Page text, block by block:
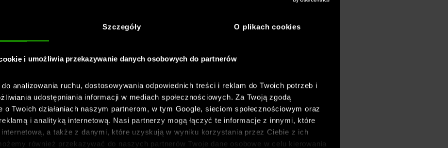
Szczegóły O plikach cookies
i umożliwia przekazywanie danych osobowych do partnerów
analizowania ruchu, dostosowywania odpowiednich treści i reklam do Twoich potrzeb i
udostępniania informacji w mediach społecznościowych. Za Twoją zgodą
o Twoich działaniach naszym partnerom, w tym Google, sieciom społecznościowym oraz
i analityką internetową. Nasi partnerzy mogą łączyć te informacje z innymi, które
a także z danymi, które uzyskują w wyniku korzystania przez Ciebie z ich
również przekazywać do naszych partnerów Twoje dane osobowe w celu kierowania
i wygodnie układa
2.0 Bra z
wydajność
, dzięki któremu
świeżość, co